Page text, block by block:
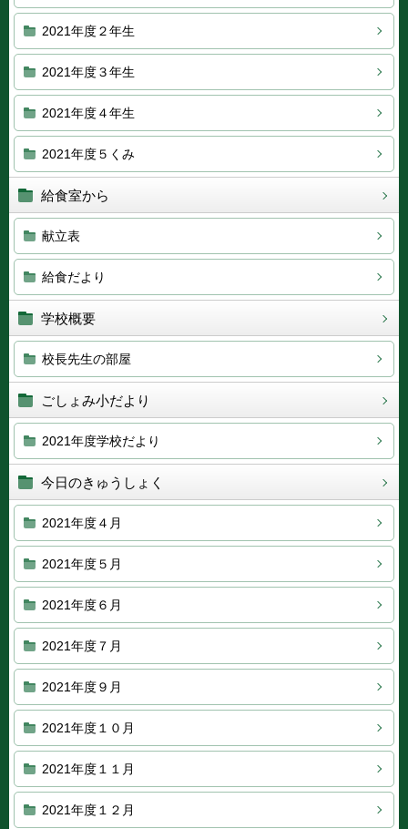
2021年度２年生
2021年度３年生
2021年度４年生
2021年度５くみ
給食室から
献立表
給食だより
学校概要
校長先生の部屋
ごしょみ小だより
2021年度学校だより
今日のきゅうしょく
2021年度４月
2021年度５月
2021年度６月
2021年度７月
2021年度９月
2021年度１０月
2021年度１１月
2021年度１２月